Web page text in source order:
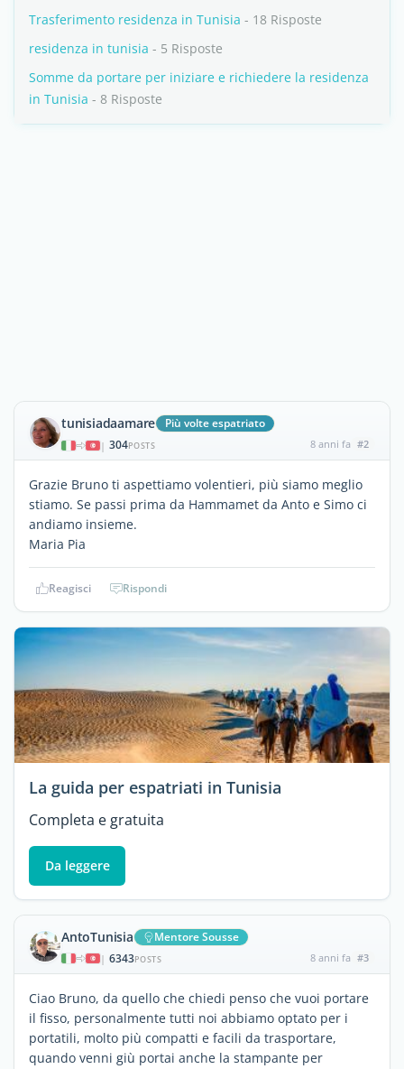
Trasferimento residenza in Tunisia - 18 Risposte
residenza in tunisia - 5 Risposte
Somme da portare per iniziare e richiedere la residenza
in Tunisia - 8 Risposte
tunisiadaamare Più volte espatriato
| 304POSTS 8 anni fa #2
Grazie Bruno ti aspettiamo volentieri, più siamo meglio
stiamo. Se passi prima da Hammamet da Anto e Simo ci
andiamo insieme.
Maria Pia
Reagisci Rispondi
La guida per espatriati in Tunisia
Completa e gratuita
Da leggere
AntoTunisia Mentore Sousse
| 6343POSTS 8 anni fa #3
Ciao Bruno, da quello che chiedi penso che vuoi portare
il fisso, personalmente tutti noi abbiamo optato per i
portatili, molto più compatti e facili da trasportare,
quando venni giù portai anche la stampante per